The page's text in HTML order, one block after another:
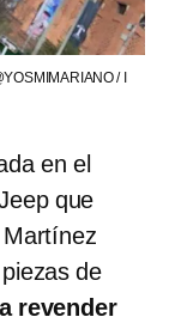
/ I
en el
que
de
revender